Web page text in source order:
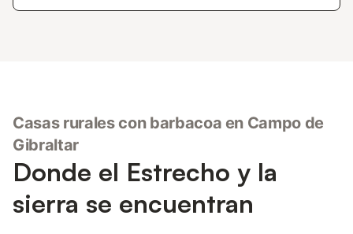
Casas rurales con barbacoa en Campo de
Gibraltar
Donde el Estrecho y la
sierra se encuentran